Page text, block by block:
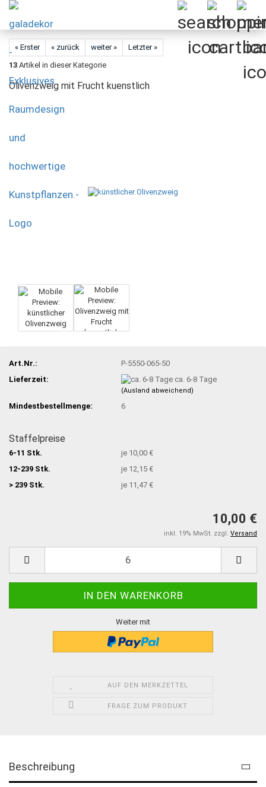
« Erster « zurück weiter »
Letzter »
13 Artikel in dieser Kategorie
Olivenzweig mit Frucht kuenstlich
Art.Nr.:
P-5550-065-50
Lieferzeit:
ca. 6-8 Tage
(Ausland abweichend)
Mindestbestellmenge: 6
Staffelpreise
6-11 Stk.
je 10,00 €
12-239 Stk.
je 12,15 €
> 239 Stk.
je 11,47 €
10,00 €
inkl. 19% MwSt. zzgl. Versand
Weiter mit
AUF DEN MERKZETTEL
FRAGE ZUM PRODUKT
Beschreibung